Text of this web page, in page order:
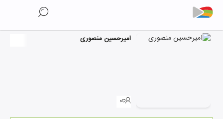
امیرحسین منصوری
۰